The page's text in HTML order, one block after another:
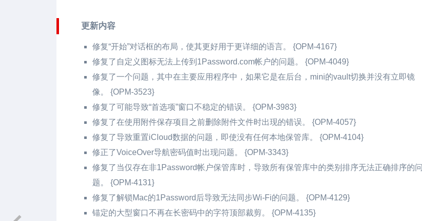
更新内容
修复“开始”对话框的布局，使其更好用于更详细的语言。 {OPM-4167}
修复了自定义图标无法上传到1Password.com帐户的问题。 {OPM-4049}
修复了一个问题，其中在主要应用程序中，如果它是在后台，mini的vault切换并没有立即镜
像。 {OPM-3523}
修复了可能导致“首选项”窗口不稳定的错误。 {OPM-3983}
修复了在使用附件保存项目之前删除附件文件时出现的错误。 {OPM-4057}
修复了导致重置iCloud数据的问题，即使没有任何本地保管库。 {OPM-4104}
修正了VoiceOver导航密码值时出现问题。 {OPM-3343}
修复了当仅存在非1Password帐户保管库时，导致所有保管库中的类别排序无法正确排序的问
题。 {OPM-4131}
修复了解锁Mac的1Password后导致无法同步Wi-Fi的问题。 {OPM-4129}
锚定的大型窗口不再在长密码中的字符顶部裁剪。 {OPM-4135}